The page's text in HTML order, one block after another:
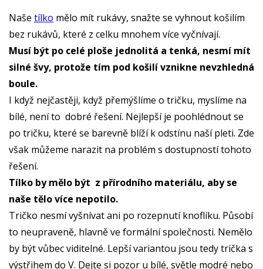
Naše tílko mělo mít rukávy, snažte se vyhnout košilím
bez rukávů, které z celku mnohem více vyčnívají.
Musí být po celé ploše jednolitá a tenká, nesmí mít
silné švy, protože tím pod košilí vznikne nevzhledná
boule.
I když nejčastěji, když přemýšlíme o tričku, myslíme na
bílé, není to dobré řešení. Nejlepší je poohlédnout se
po tričku, které se barevně blíží k odstínu naší pleti. Zde
však můžeme narazit na problém s dostupností tohoto
řešení.
Tílko by mělo být z přírodního materiálu, aby se
naše tělo více nepotilo.
Tričko nesmí vyšnívat ani po rozepnutí knoflíku. Působí
to neupraveně, hlavně ve formální společnosti. Nemělo
by být vůbec viditelné. Lepší variantou jsou tedy trička s
výstřihem do V. Dejte si pozor u bílé, světle modré nebo